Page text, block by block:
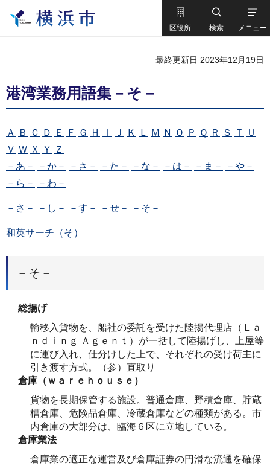
区役所 検索 メニュー
最終更新日 2023年12月19日
港湾業務用語集－そ－
Ａ Ｂ Ｃ Ｄ Ｅ Ｆ Ｇ Ｈ Ｉ Ｊ Ｋ Ｌ Ｍ Ｎ Ｏ Ｐ Ｑ Ｒ Ｓ Ｔ
Ｕ
Ｖ Ｗ Ｘ Ｙ
Ｚ
－あ－
－か－ －さ－ －た－ －な－ －は－ －ま－
－や－
－ら－
－わ－
－さ－ －し－ －す－ －せ－ －そ－
和英サーチ（そ）
－そ－
総揚げ
輸移入貨物を、船社の委託を受けた陸揚代理店（Ｌａ
ｎｄｉｎｇ Ａｇｅｎｔ）が一括して陸揚げし、上屋等
に運び入れ、仕分けした上で、それぞれの受け荷主に
引き渡す方式。（参）直取り
倉庫（ｗａｒｅｈｏｕｓｅ）
貨物を長期保管する施設。普通倉庫、野積倉庫、貯蔵
槽倉庫、危険品倉庫、冷蔵倉庫などの種類がある。市
内倉庫の大部分は、臨海６区に立地している。
倉庫業法
倉庫業の適正な運営及び倉庫証券の円滑な流通を確保